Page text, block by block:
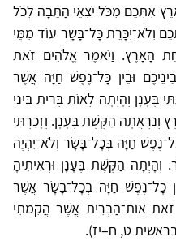
אִתְּכֶם מִכֹּל יֹצְאֵי הַתֵּבָה לְכֹל
וְלֹא־יִכָּרֵת כָּל־בָּשָׂר עוֹד מִמֵּי
הָאָרֶץ. וַיֹּאמֶר אֱלֹהִים זֹאת
וּבֵין כָּל־נֶפֶשׁ חַיָּה אֲשֶׁר
וְהָיְתָה לְאוֹת בְּרִית בֵּינִי
וְנִרְאֲתָה הַקֶּשֶׁת בֶּעָנָן. וְזָכַרְתִּי
חַיָּה בְּכָל־בָּשָׂר וְלֹא־יִהְיֶה
וְהָיְתָה הַקֶּשֶׁת בֶּעָנָן וּרְאִיתִיהָ
כָּל־נֶפֶשׁ חַיָּה בְּכָל־בָּשָׂר אֲשֶׁר
אוֹת־הַבְּרִית אֲשֶׁר הֲקִמֹתִי
ט, ח–יז).